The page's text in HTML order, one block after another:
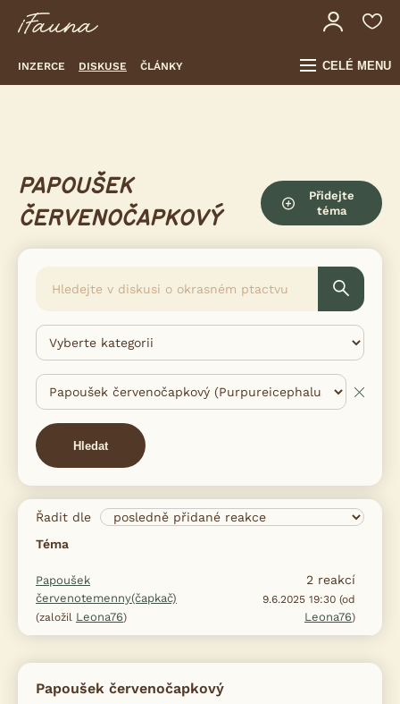
INZERCE DISKUSE ČLÁNKY CELÉ MENU
PAPOUŠEK
ČERVENOČAPKOVÝ
Přidejte
téma
Hledat
Řadit dle
Téma
Papoušek
červenotemenny(čapkač)
(založil Leona76)
2 reakcí
9.6.2025 19:30 (od
Leona76)
Papoušek červenočapkový